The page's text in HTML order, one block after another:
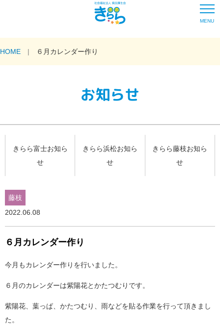
MENU
HOME ６月カレンダー作り
お知らせ
きらら富士お知ら
せ
きらら浜松お知ら
せ
きらら藤枝お知ら
せ
藤枝
2022.06.08
６月カレンダー作り
今月もカレンダー作りを行いました。
６月のカレンダーは紫陽花とかたつむりです。
紫陽花、葉っぱ、かたつむり、雨などを貼る作業を行って頂きまし
た。